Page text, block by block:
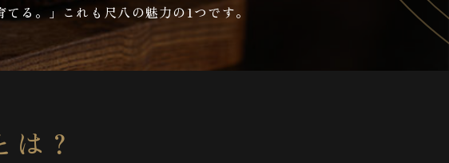
る。」これも尺八の魅力の1つです。
？